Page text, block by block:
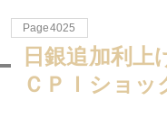
Page4025
日銀追加利
ＣＰＩショッ